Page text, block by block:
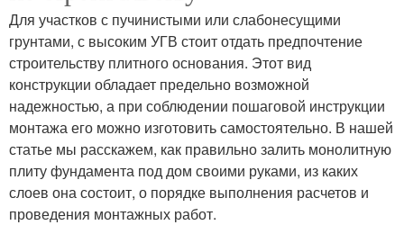
Для участков с пучинистыми или слабонесущими
грунтами, с высоким УГВ стоит отдать предпочтение
строительству плитного основания. Этот вид
конструкции обладает предельно возможной
надежностью, а при соблюдении пошаговой инструкции
монтажа его можно изготовить самостоятельно. В нашей
статье мы расскажем, как правильно залить монолитную
плиту фундамента под дом своими руками, из каких
слоев она состоит, о порядке выполнения расчетов и
проведения монтажных работ.